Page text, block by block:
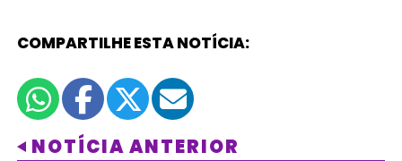
COMPARTILHE ESTA NOTÍCIA:
NOTÍCIA ANTERIOR